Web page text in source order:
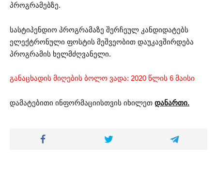
პროგრამებზე.
სასტიპენდიო პროგრამაზე შერჩეულ კანდიდატებს
ელექტრონული ფოსტის მეშვეობით დაუკავშირდება
პროგრამის ხელმძღვანელი.
განაცხადის მიღების ბოლო ვადა: 2020 წლის 6 მაისი
დამატებითი ინფორმაციისთვის იხილეთ დანართი.